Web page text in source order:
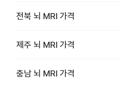
전북 뇌 MRI 가격
제주 뇌 MRI 가격
충남 뇌 MRI 가격